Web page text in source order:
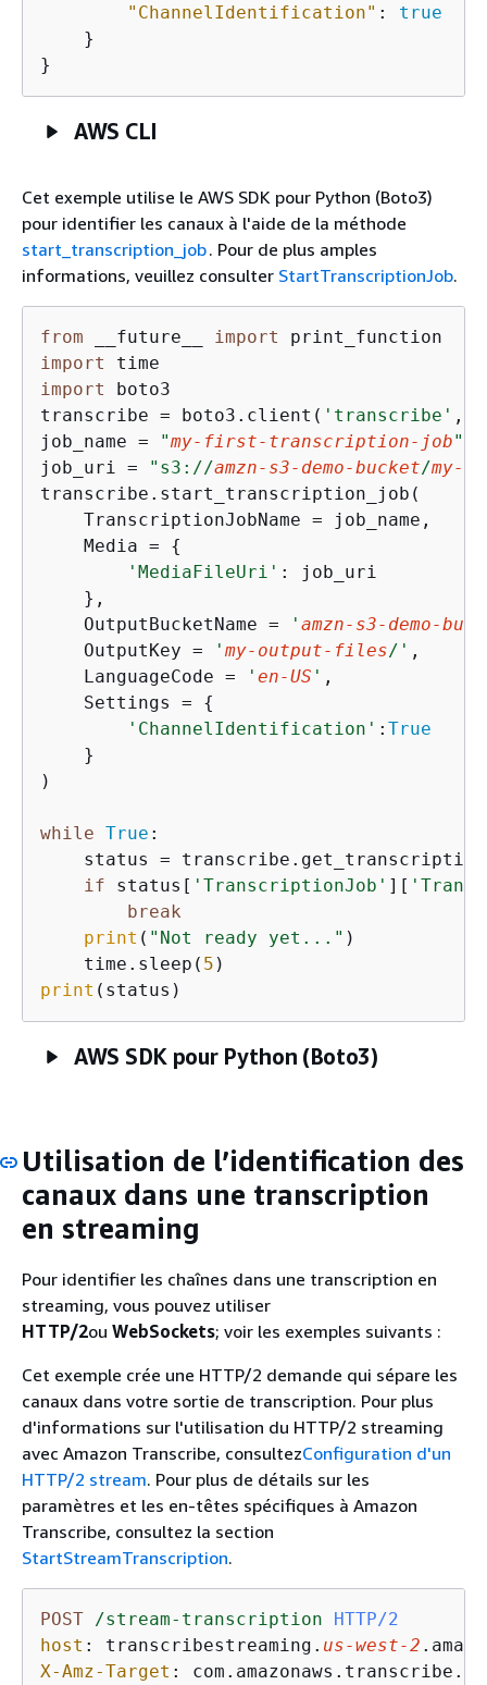
"ChannelIdentification" : true
    }
}
AWS CLI
Cet exemple utilise le AWS SDK pour Python (Boto3)
pour identifier les canaux à l'aide de la méthode
start_transcription_job. Pour de plus amples
informations, veuillez consulter StartTranscriptionJob.
from __future__ import
import
import
boto3
transcribe = boto3.client( 'transcribe' ,
job_name =
"my-first-transcription-job"
job_uri =
"s3://amzn-s3-demo-bucket/my-
transcribe.start_transcription_job(
    TranscriptionJobName = job_name,
    Media =
{
'MediaFileUri' : job_uri
    },
    OutputBucketName =
' amzn-s3-demo-
    OutputKey =
' my-output-files/' ,
    LanguageCode =
' en-US ' ,
    Settings =
{
'ChannelIdentification' : True
    }
)
while True :
status =
if status[ 'TranscriptionJob' ][
break
print ( "Not ready yet..." )
    time.sleep(
5
print (status)
AWS SDK pour Python (Boto3)
Utilisation de l’identification des
canaux dans une transcription
en streaming
Pour identifier les chaînes dans une transcription en
streaming, vous pouvez utiliser
HTTP/2ou WebSockets; voir les exemples suivants :
Cet exemple crée une HTTP/2 demande qui sépare les
canaux dans votre sortie de transcription. Pour plus
d'informations sur l'utilisation du HTTP/2 streaming
avec Amazon Transcribe, consultezConfiguration d'un
HTTP/2 stream. Pour plus de détails sur les
paramètres et les en-têtes spécifiques à Amazon
Transcribe, consultez la section
StartStreamTranscription.
POST /stream-transcription
HTTP/2
host : transcribestreaming. us-west-2
X-Amz-Target :